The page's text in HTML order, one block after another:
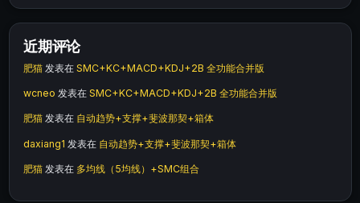
近期评论
肥猫 发表在 SMC+KC+MACD+KDJ+2B 全功能合并版
wcneo 发表在 SMC+KC+MACD+KDJ+2B 全功能合并版
肥猫 发表在 自动趋势+支撑+斐波那契+箱体
daxiang1 发表在 自动趋势+支撑+斐波那契+箱体
肥猫 发表在 多均线（5均线）+SMC组合